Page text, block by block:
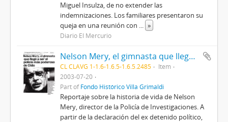
Miguel Insulza, de no extender las
indemnizaciones. Los familiares presentaron su
queja en una reunión con ... »
Diario El Mercurio
Nelson Mery, el gimnasta que llegó a ser el policía más poderoso de Chile
CL CLAVG 1-1.6-1.6.5-1.6.5.2485
Item
2003-07-20
Part ofFondo Histórico Villa Grimaldi
Reportaje sobre la historia de vida de Nelson
Mery, director de la Policía de Investigaciones. A
partir de la declaración del ex detenido político,